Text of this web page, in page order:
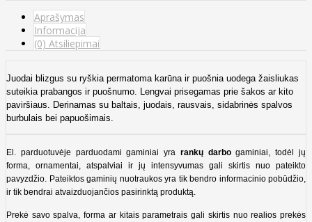
Aprašymas
Informacija
(0) Atsiliepimai
Juodai blizgus su ryškia permatoma karūna ir puošnia uodega žaisliukas
suteikia prabangos ir puošnumo. Lengvai prisegamas prie šakos ar kito
paviršiaus. Derinamas su baltais, juodais, rausvais, sidabrinės spalvos
burbulais bei papuošimais.
El. parduotuvėje parduodami gaminiai yra rankų darbogaminiai, todėl jų
forma, ornamentai, atspalviai ir jų intensyvumas gali skirtis nuo pateikto
pavyzdžio. Pateiktos gaminių nuotraukos yra tik bendro informacinio pobūdžio,
ir tik bendrai atvaizduojančios pasirinktą produktą.
Prekė savo spalva, forma ar kitais parametrais gali skirtis nuo realios prekės